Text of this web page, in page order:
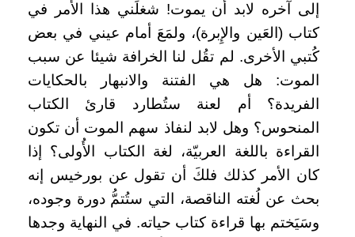
إلى آخره لابد أن يموت! شغلَني هذا الأمر في
كتاب (العَين والإِبرة)، ولمَعَ أمام عيني في بعض
كُتبي الأخرى. لم تقُل لنا الخرافة شيئا عن سبب
الموت: هل هي الفتنة والانبهار بالحكايات
الفريدة؟ أم لعنة ستُطارد قارئ الكتاب
المنحوس؟ وهل لابد لنفاذ سهم الموت أن تكون
القراءة باللغة العربيّة، لغة الكتاب الأُولى؟ إذا
كان الأمر كذلك فلكَ أن تقول عن بورخيس إنه
بحث عن لُغته الناقصة، التي ستُتمُّ دورة وجوده،
وسَيَختم بها قراءة كتاب حياته. في النهاية وجدها